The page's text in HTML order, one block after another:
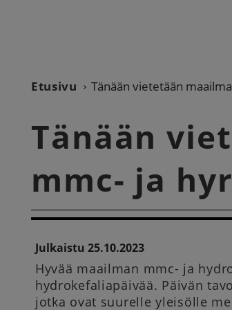
Etusivu Tänään vietetään
Tänään
mmc- ja
Julkaistu 25.10.2023
Hyvää maailman mmc- ja
hydrokefaliapäivää. Päivän
jotka ovat suurelle yleisölle